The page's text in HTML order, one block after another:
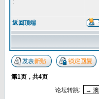
:
返回顶端
第1页，共4页
论坛转跳: